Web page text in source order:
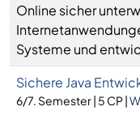
Online sicher
Systeme und
Sichere Java
6/7. Semester | 5 CP |